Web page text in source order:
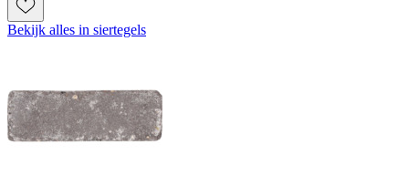
Bekijk alles in siertegels